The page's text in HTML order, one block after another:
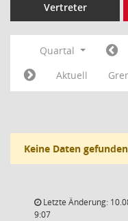
Vertreter
Quartal
Aktuell
Keine Daten
Letzte Änderung:
9:07